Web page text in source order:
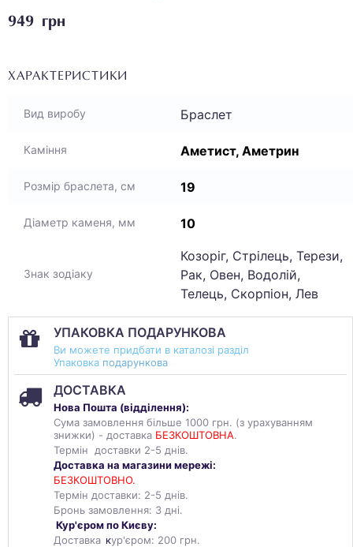
949 грн
ХАРАКТЕРИСТИКИ
Вид виробу Браслет
Каміння Аметист, Аметрин
Розмір браслета, см 19
Діаметр каменя, мм 10
Знак зодіаку
Козоріг, Стрілець, Терези,
Рак, Овен, Водолій,
Телець, Скорпіон, Лев
УПАКОВКА ПОДАРУНКОВА
Ви можете придбати в каталозі разділ
Упаковка подарункова
ДОСТАВКА
Нова Пошта (відділення):
Сума замовлення більше 1000 грн. (з урахуванням
знижки) - доставка БЕЗКОШТОВНА.
Термін доставки 2-5 днів.
Доставка на магазини мережі:
БЕЗКОШТОВНО.
Термін доставки: 2-5 днів.
Бронь замовлення: 3 дні.
Кур'єром по Києву:
Доставка кур'єром: 200 грн.